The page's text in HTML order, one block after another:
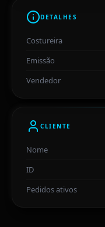
DETALHES
Costureira
Emissão
Vendedor
CLIENTE
Nome
ID
Pedidos ativos